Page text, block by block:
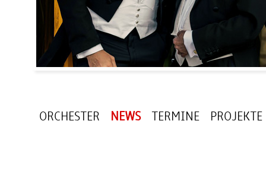
ORCHESTER NEWS TERMINE PROJEKTE